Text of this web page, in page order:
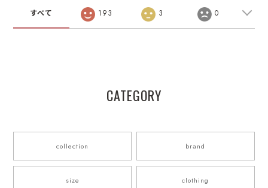
すべて 193 3 0
CATEGORY
collection brand
size clothing